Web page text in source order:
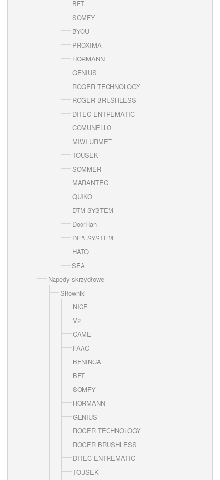
BFT
SOMFY
BYOU
PROXIMA
HORMANN
GENIUS
ROGER TECHNOLOGY
ROGER BRUSHLESS
DITEC ENTREMATIC
COMUNELLO
MIWI URMET
TOUSEK
SOMMER
MARANTEC
QUIKO
DTM SYSTEM
DoorHan
DEA SYSTEM
HATO
SEA
Napędy skrzydłowe
Siłowniki
NICE
V2
CAME
FAAC
BENINCA
BFT
SOMFY
HORMANN
GENIUS
ROGER TECHNOLOGY
ROGER BRUSHLESS
DITEC ENTREMATIC
TOUSEK